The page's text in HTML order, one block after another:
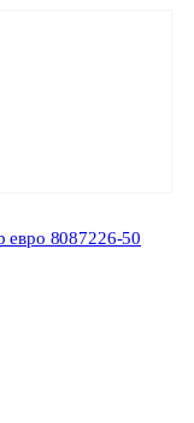
евро 8087226-50